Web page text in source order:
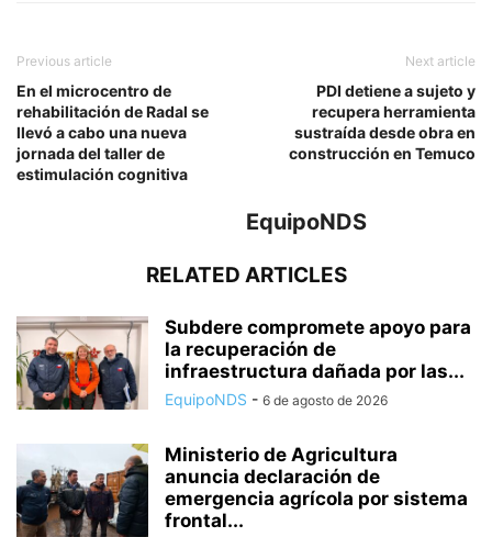
Previous article
En el microcentro de
rehabilitación de Radal se
llevó a cabo una nueva
jornada del taller de
estimulación cognitiva
Next article
PDI detiene a sujeto y
recupera herramienta
sustraída desde obra en
construcción en Temuco
EquipoNDS
RELATED ARTICLES
Subdere compromete apoyo para
la recuperación de
infraestructura dañada por las...
EquipoNDS - 6 de agosto de 2026
Ministerio de Agricultura
anuncia declaración de
emergencia agrícola por sistema
frontal...